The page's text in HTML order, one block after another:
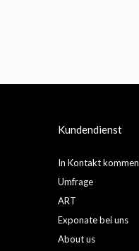
Kundendienst
In Kontakt kommen
Umfrage
ART
Exponate bei uns
About us